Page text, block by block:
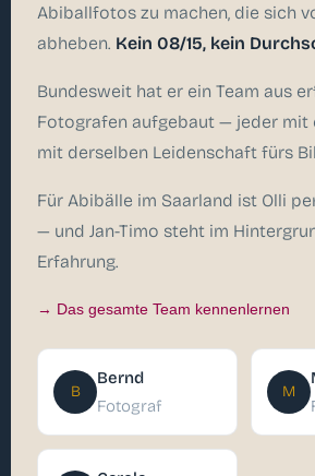
Abiballfotos zu machen, die sich
abheben. Kein 08/15, kein
Bundesweit hat er ein Team aus
Fotografen aufgebaut — jeder mit
mit derselben Leidenschaft fürs
Für Abibälle im Saarland ist Olli
— und Jan-Timo steht im
Erfahrung.
→ Das gesamte Team kennenlernen
B
Bernd
Fotograf
M